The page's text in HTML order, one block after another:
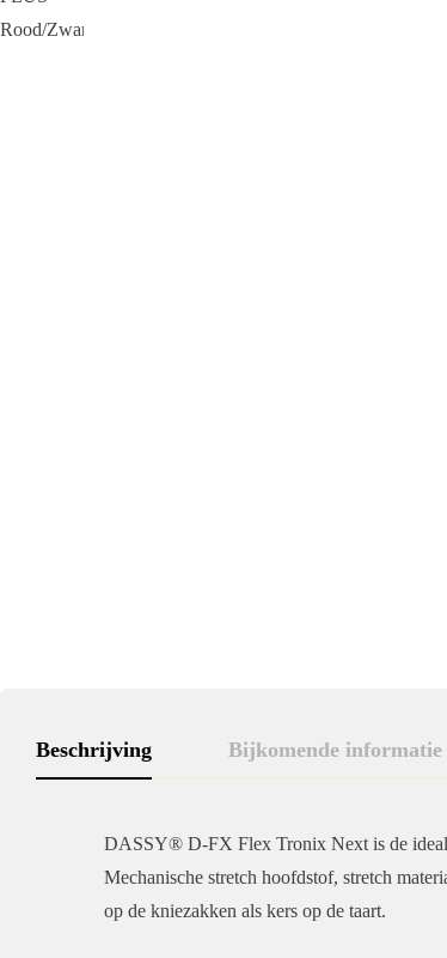
Beschrijving Bijkomende informatie
DASSY® D-FX Flex Tronix Next is de
Mechanische stretch hoofdstof, stretch
op de kniezakken als kers op de taart.